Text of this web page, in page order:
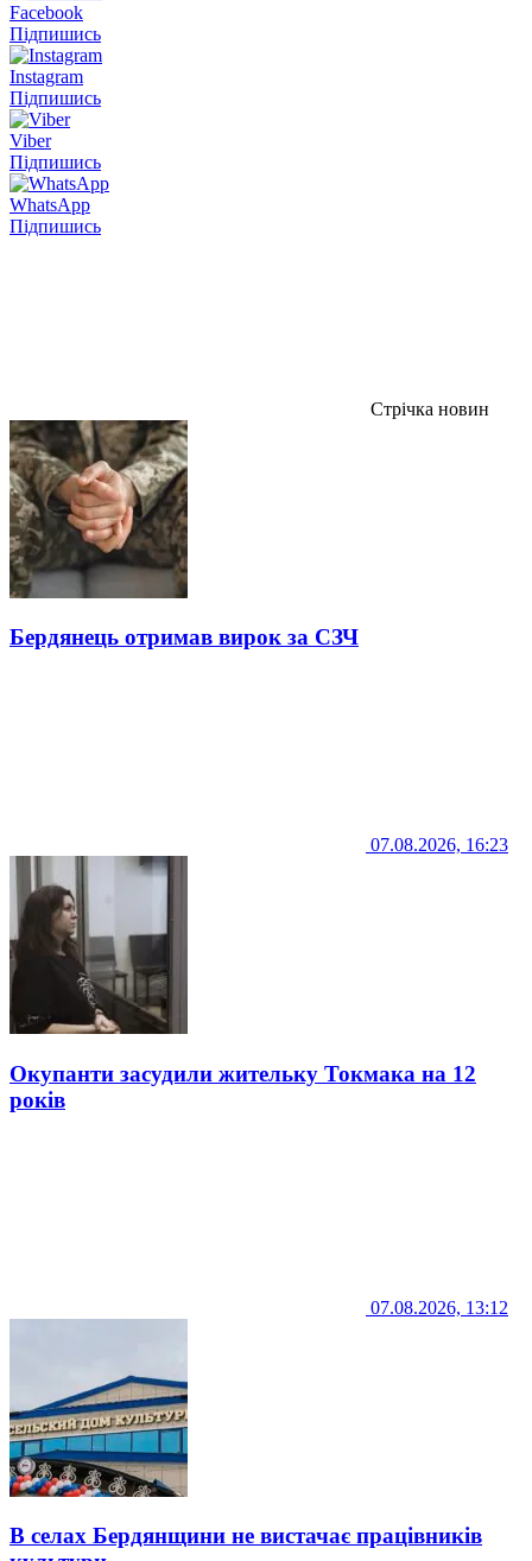
Facebook
Підпишись
Instagram
Підпишись
Viber
Підпишись
WhatsApp
Підпишись
Стрічка новин
Бердянець отримав вирок за СЗЧ
07.08.2026, 16:23
Окупанти засудили жительку Токмака на 12
років
07.08.2026, 13:12
В селах Бердянщини не вистачає працівників